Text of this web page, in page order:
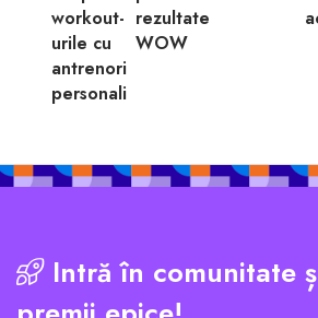
workout-
urile cu
antrenori
personali
rezultate
WOW
Intră în comunitate